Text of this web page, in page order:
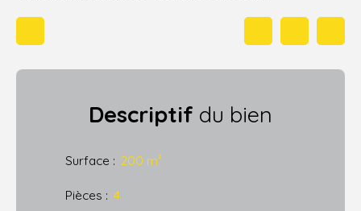
Descriptif du bien
Surface : 200 m²
Pièces : 4